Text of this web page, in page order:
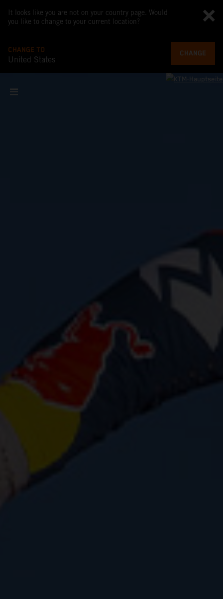
It looks like you are not on your country page. Would
you like to change to your current location?
CHANGE TO
United States
CHANGE